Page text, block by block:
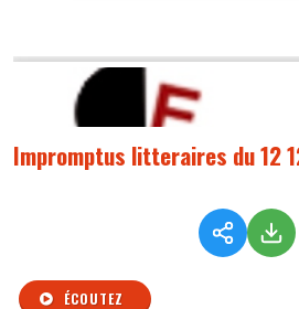
Impromptus litteraires du 12
ÉCOUTEZ